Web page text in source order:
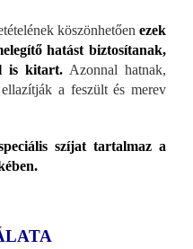
köszönhetően ezek
hatást biztosítanak,
is kitart. Azonnal hatnak,
a feszült és merev
szíjat tartalmaz a